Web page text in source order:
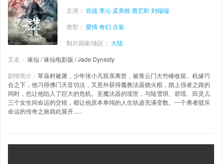
主演： 肖战李沁孟美岐 唐艺昕刘端端
类型： 爱情奇幻 古装
制片国家/地区： 大陆
又名： 诛仙 / 诛仙电影版 / Jade Dynasty
剧情简介： 草庙村被屠，少年张小凡双亲离世，被青云门大竹峰收留。机缘巧
合之下，他习得佛门天音功法，又意外获得魔教法器烧火棍，踏上强者之路的
同时，也让他陷入了巨大的危机。至魔法器的现世，与陆雪琪、碧瑶、田灵儿
三个女生间命运的交错，都让他原本单纯的人生轨迹充满变数。一个勇者驳斥
命运的传奇之旅就此展开......